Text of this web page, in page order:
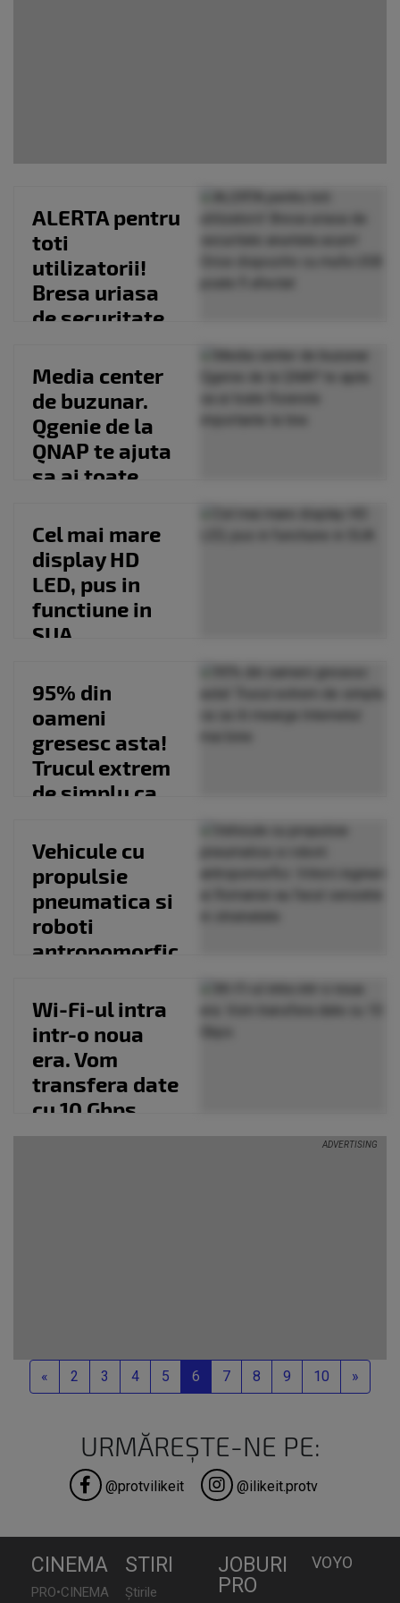
ALERTA pentru
toti
utilizatorii!
Bresa uriasa
de securitate
acum! Orice
dispozitiv...
Media center
de buzunar.
Qgenie de la
QNAP te ajuta
sa ai toate
importante...
Cel mai mare
display HD
LED, pus in
functiune in
SUA
95% din
oameni
gresesc asta!
Trucul extrem
de simplu ca
Internetul
mai...
Vehicule cu
propulsie
pneumatica si
roboti
antropomorfic
ingineri ai
Romaniei...
Wi-Fi-ul intra
intr-o noua
era. Vom
transfera date
cu 10 Gbps
« Previous
2 3 4 5 6 7 8 9 10 »
URMĂREȘTE-NE PE:
@protvilikeit @ilikeit.protv
CINEMA
PRO•CINEMA
STIRI
Știrile
JOBURI
PRO
VOYO